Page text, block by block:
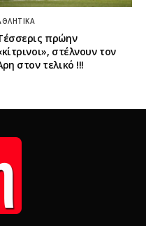
πρώην
στέλνουν τον
στον τελικό !!!